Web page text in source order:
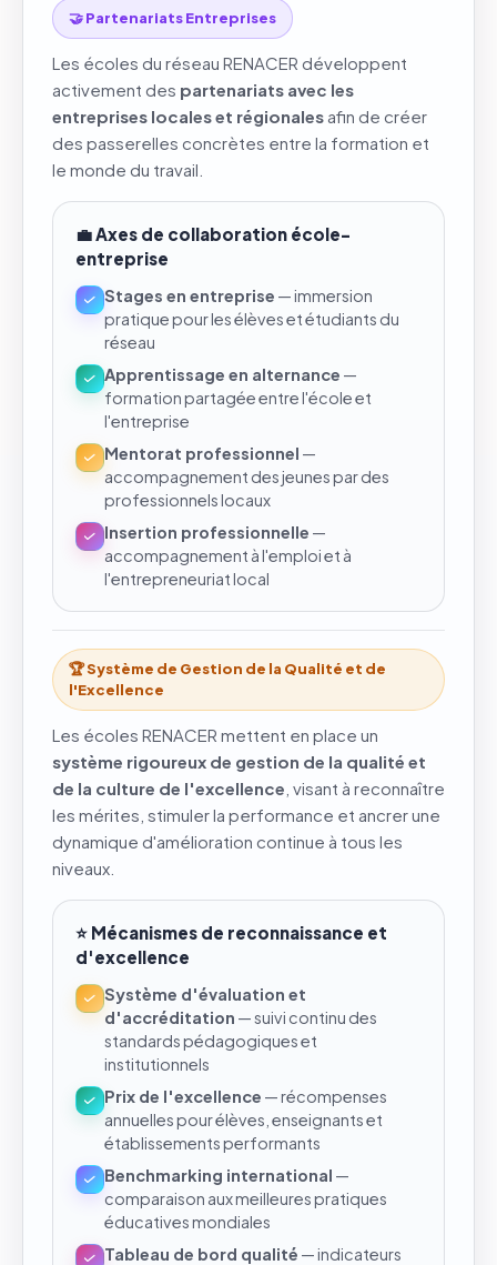
🤝 Partenariats Entreprises
Les écoles du réseau RENACER développent
activement des partenariats avec les
entreprises locales et régionales afin de créer
des passerelles concrètes entre la formation et
le monde du travail.
💼 Axes de collaboration école-
entreprise
Stages en entreprise — immersion
pratique pour les élèves et étudiants du
réseau
Apprentissage en alternance —
formation partagée entre l'école et
l'entreprise
Mentorat professionnel —
accompagnement des jeunes par des
professionnels locaux
Insertion professionnelle —
accompagnement à l'emploi et à
l'entrepreneuriat local
🏆 Système de Gestion de la Qualité et de
l'Excellence
Les écoles RENACER mettent en place un
système rigoureux de gestion de la qualité et
de la culture de l'excellence , visant à reconnaître
les mérites, stimuler la performance et ancrer une
dynamique d'amélioration continue à tous les
niveaux.
⭐ Mécanismes de reconnaissance et
d'excellence
Système d'évaluation et
d'accréditation — suivi continu des
standards pédagogiques et
institutionnels
Prix de l'excellence — récompenses
annuelles pour élèves, enseignants et
établissements performants
Benchmarking international —
comparaison aux meilleures pratiques
éducatives mondiales
Tableau de bord qualité — indicateurs